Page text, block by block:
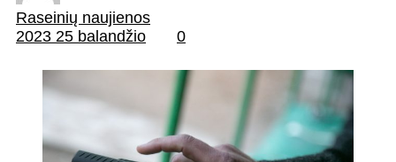
Raseinių naujienos
2023 25 balandžio
0